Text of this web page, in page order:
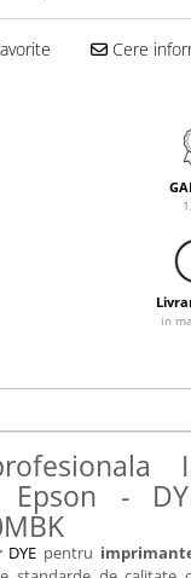
Cere
in
Epson -
DYE pentru